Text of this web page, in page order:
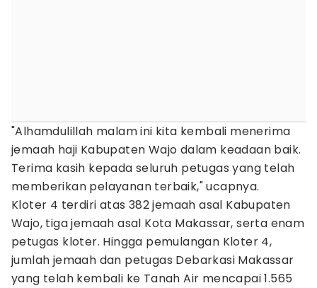
"Alhamdulillah malam ini kita kembali menerima
jemaah haji Kabupaten Wajo dalam keadaan baik.
Terima kasih kepada seluruh petugas yang telah
memberikan pelayanan terbaik," ucapnya.
Kloter 4 terdiri atas 382 jemaah asal Kabupaten
Wajo, tiga jemaah asal Kota Makassar, serta enam
petugas kloter. Hingga pemulangan Kloter 4,
jumlah jemaah dan petugas Debarkasi Makassar
yang telah kembali ke Tanah Air mencapai 1.565